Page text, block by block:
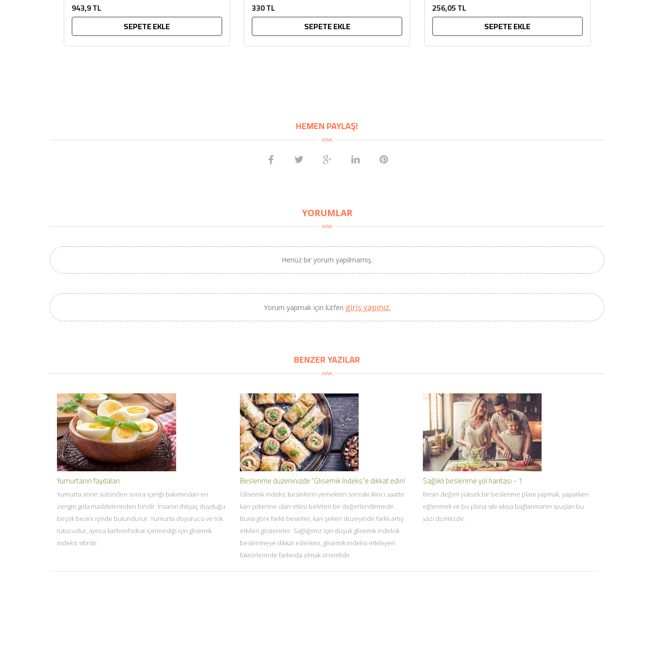
943,9 TL
SEPETE EKLE
330 TL
SEPETE EKLE
edilmektedir. Dolaysıyla organik...
256,05 TL
SEPETE EKLE
HEMEN PAYLAŞ!
YORUMLAR
Henüz bir yorum yapılmamış.
Yorum yapmak için lütfen giriş yapınız.
BENZER YAZILAR
Yumurtanın faydaları
Yumurta anne sütünden sonra içeriği bakımından en
zengin gıda maddelerinden biridir. İnsanın ihtiyaç duyduğu
birçok besini içinde bulundurur. Yumurta doyurucu ve tok
tutucudur, ayrıca karbonhidrat içermediği için glisemik
indeksi sıfırdır.
Beslenme düzeninizde “Glisemik İndeks”e dikkat edin!
Glisemik indeks; besinlerin yemekten sonraki ikinci saatte
kan şekerine olan etkisi belirten bir değerlendirmedir.
Buna göre farklı besinler, kan şekeri düzeyinde farklı artış
etkileri gösterirler. Sağlığımız için düşük glisemik indeksli
beslenmeye dikkat ederken, glisemik indeksi etkileyen
faktörlerinde farkında olmak önemlidir.
Sağlıklı beslenme yol haritası - 1
Besin değeri yüksek bir beslenme planı yapmak, yaparken
eğlenmek ve bu plana sıkı sıkıya bağlanmanın ipuçları bu
yazı dizimizde.